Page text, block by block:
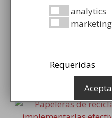
Papeleras de
cómo
24 julio, 2023
analytics
marketing
Requeridas